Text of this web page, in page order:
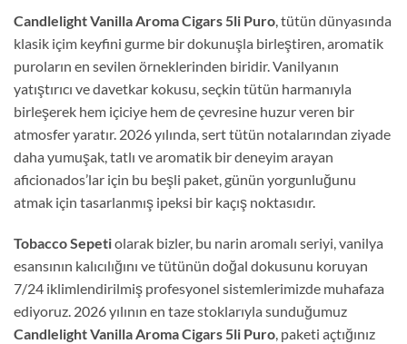
Candlelight Vanilla Aroma Cigars 5li Puro , tütün dünyasında
klasik içim keyfini gurme bir dokunuşla birleştiren, aromatik
puroların en sevilen örneklerinden biridir. Vanilyanın
yatıştırıcı ve davetkar kokusu, seçkin tütün harmanıyla
birleşerek hem içiciye hem de çevresine huzur veren bir
atmosfer yaratır. 2026 yılında, sert tütün notalarından ziyade
daha yumuşak, tatlı ve aromatik bir deneyim arayan
aficionados’lar için bu beşli paket, günün yorgunluğunu
atmak için tasarlanmış ipeksi bir kaçış noktasıdır.
Tobacco Sepetiolarak bizler, bu narin aromalı seriyi, vanilya
esansının kalıcılığını ve tütünün doğal dokusunu koruyan
7/24 iklimlendirilmiş profesyonel sistemlerimizde muhafaza
ediyoruz. 2026 yılının en taze stoklarıyla sunduğumuz
Candlelight Vanilla Aroma Cigars 5li Puro, paketi açtığınız